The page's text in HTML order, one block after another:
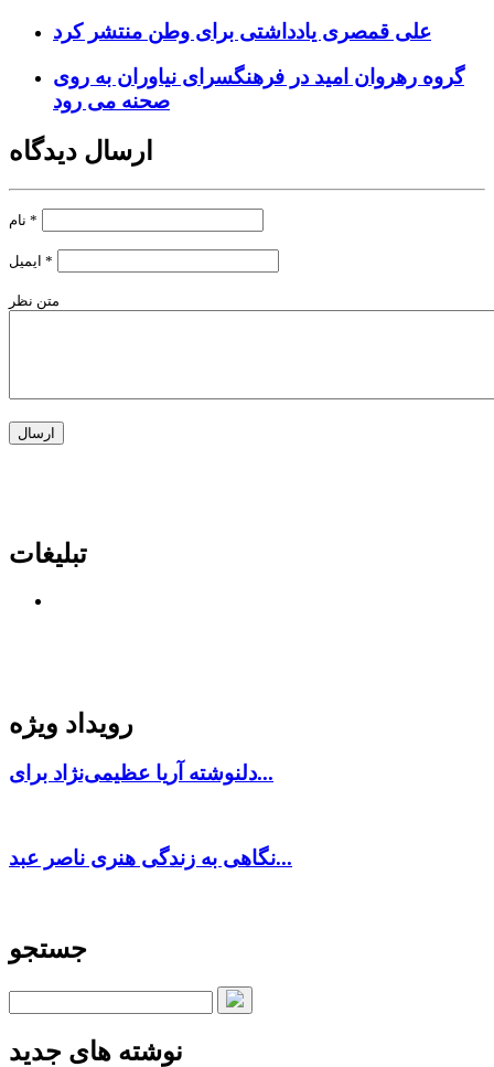
علی قمصری یادداشتی برای وطن منتشر کرد
گروه رهروان امید در فرهنگسرای نیاوران به روی
صحنه می رود
ارسال دیدگاه
*
*
متن نظر
تبلیغات
رویداد ویژه
دلنوشته آریا عظیمی‌نژاد برای...
نگاهی به زندگی هنری ناصر عبد...
جستجو
نوشته های جدید